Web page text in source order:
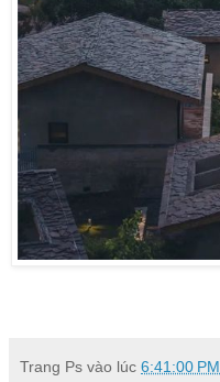
Trang Ps vào lúc 6:41:00 PM